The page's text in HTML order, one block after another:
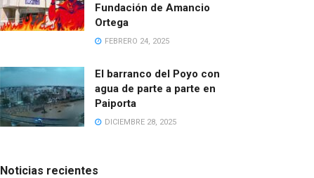
Fundación de Amancio
Ortega
FEBRERO 24, 2025
El barranco del Poyo con
agua de parte a parte en
Paiporta
DICIEMBRE 28, 2025
Noticias recientes